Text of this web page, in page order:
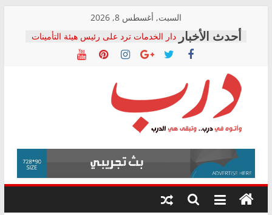
content
السبت, أغسطس 8, 2026
دار الخدمات ترد على رئيس هيئة التأمينات
بعد مؤتمره الصحفي: إنكار الأزمة لا ينهي
معاناة أصحاب المعاشات.. ونطالب بكشف
فرحات سليمان يكتب: القطاع الصحي إلى
أين؟
حزب التحالف الشعبي يطلق لجنة “الحق
في الصحة” بالإسكندرية لرصد الانتهاكات
ودعم المرضى
الوزاري لمدينة الصحفيين.. وانتهاء أعمال
إنشاء المبنى الإداري
المجلس القومي لحقوق الإنسان يعلن
متابعة قضية الدكتور محمد زهران.. ويؤكد:
قرينة البراءة وضمانات المحاكمة العادلة
درب
وأتوه
درب..
وتبقى
هي